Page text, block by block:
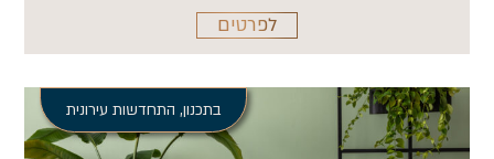
לפרטים
בתכנון, התחדשות עירונית